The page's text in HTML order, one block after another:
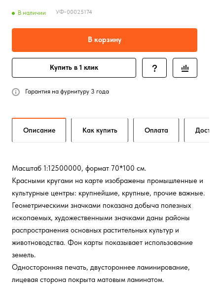
В наличии УФ-00025174
В корзину
Купить в 1 клик
Гарантия на фурнитуру 3 года
Описание Как купить Оплата
Масштаб 1:12500000, формат 70*100 см.
Красными кругами на карте изображены промышленные и
культурные центры: крупнейшие, крупные, прочие важные.
Геометрическими значками показана добыча полезных
ископаемых, художественными значками даны районы
распространения основных растительных культур и
животноводства. Фон карты показывает использование
земель.
Односторонняя печать, двустороннее ламинирование,
лицевая сторона покрыта матовым ламинатом.